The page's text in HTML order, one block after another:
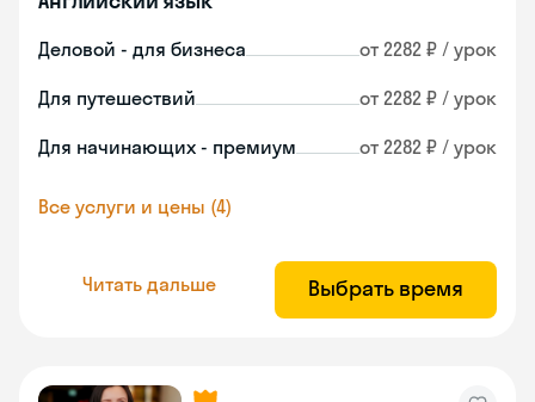
Деловой - для бизнеса от 2282 ₽ / урок
Для путешествий от 2282 ₽ / урок
Для начинающих - премиум от 2282 ₽ / урок
Все услуги и цены (4)
Читать дальше Выбрать время